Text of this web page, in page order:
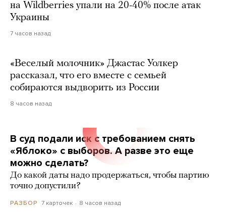
на Wildberries упали на 20-40% после атак
Украины
7 часов назад
«Веселый молочник» Джастас Уолкер
рассказал, что его вместе с семьей
собираются выдворить из России
8 часов назад
В суд подали иск с требованием снять
«Яблоко» с выборов. А разве это еще
можно сделать?
До какой даты надо продержаться, чтобы партию
точно допустили?
РАЗБОР 7 карточек 8 часов назад